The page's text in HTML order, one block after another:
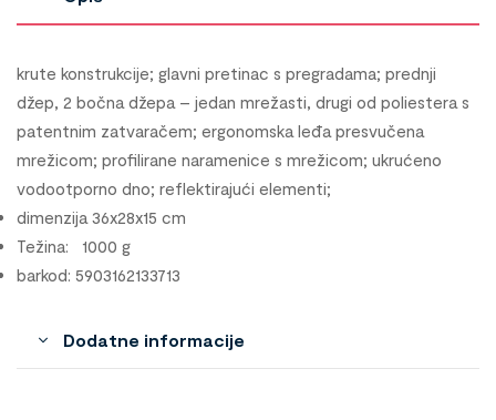
krute konstrukcije; glavni pretinac s pregradama; prednji
džep, 2 bočna džepa – jedan mrežasti, drugi od poliestera s
patentnim zatvaračem; ergonomska leđa presvučena
mrežicom; profilirane naramenice s mrežicom; ukrućeno
vodootporno dno; reflektirajući elementi;
dimenzija 36x28x15 cm
Težina: 1000 g
barkod: 5903162133713
Dodatne informacije